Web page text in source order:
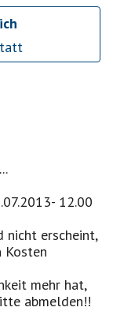
12.00
nicht erscheint,
mehr hat,
abmelden!!